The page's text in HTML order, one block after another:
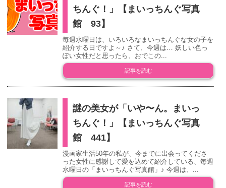
ちんぐ！」【まいっちんぐ写真
館 93】
毎週水曜日は、いろいろなまいっちんぐな女の子を
紹介する日ですよ～♪ さて、今週は… 妖しい色っ
ぽい女性だと思ったら、おでこの...
記事を読む
謎の美女が「いや〜ん。まいっ
ちんぐ！」【まいっちんぐ写真
館 441】
漫画家生活50年の私が、今までに出会ってくださ
った女性に感謝して愛を込めて紹介している、毎週
水曜日の「まいっちんぐ写真館」♪ 今週は、...
記事を読む